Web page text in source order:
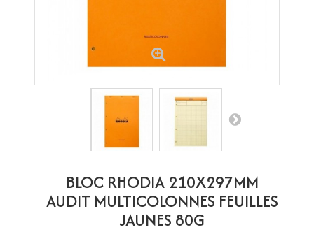
BLOC RHODIA 210X297MM
AUDIT MULTICOLONNES FEUILLES
JAUNES 80G